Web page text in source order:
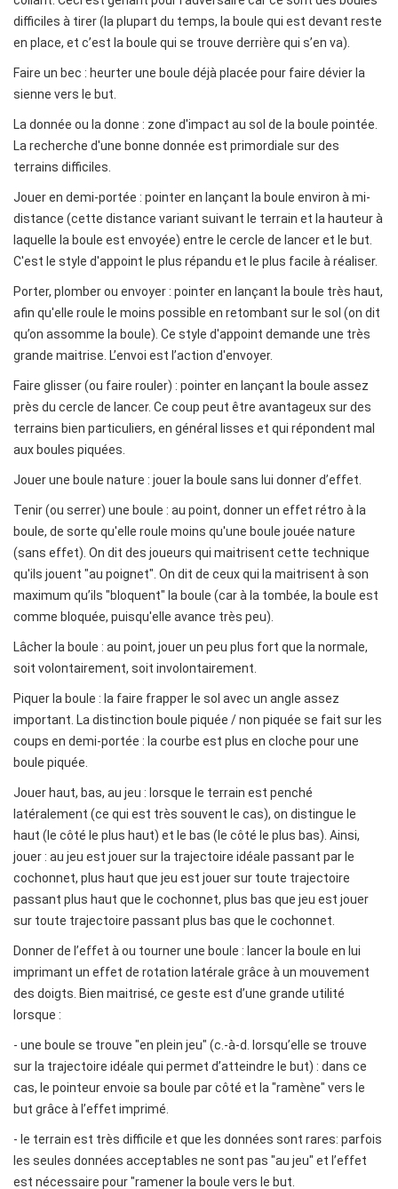
difficiles à tirer (la plupart du temps, la boule qui est devant reste
en place, et c’est la boule qui se trouve derrière qui s’en va).
Faire un bec : heurter une boule déjà placée pour faire dévier la
sienne vers le but.
La donnée ou la donne : zone d'impact au sol de la boule pointée.
La recherche d'une bonne donnée est primordiale sur des
terrains difficiles.
Jouer en demi-portée : pointer en lançant la boule environ à mi-
distance (cette distance variant suivant le terrain et la hauteur à
laquelle la boule est envoyée) entre le cercle de lancer et le but.
C'est le style d'appoint le plus répandu et le plus facile à réaliser.
Porter, plomber ou envoyer : pointer en lançant la boule très haut,
afin qu'elle roule le moins possible en retombant sur le sol (on dit
qu’on assomme la boule). Ce style d'appoint demande une très
grande maitrise. L’envoi est l’action d'envoyer.
Faire glisser (ou faire rouler) : pointer en lançant la boule assez
près du cercle de lancer. Ce coup peut être avantageux sur des
terrains bien particuliers, en général lisses et qui répondent mal
aux boules piquées.
Jouer une boule nature : jouer la boule sans lui donner d’effet.
Tenir (ou serrer) une boule : au point, donner un effet rétro à la
boule, de sorte qu'elle roule moins qu'une boule jouée nature
(sans effet). On dit des joueurs qui maitrisent cette technique
qu'ils jouent "au poignet". On dit de ceux qui la maitrisent à son
maximum qu’ils "bloquent" la boule (car à la tombée, la boule est
comme bloquée, puisqu'elle avance très peu).
Lâcher la boule : au point, jouer un peu plus fort que la normale,
soit volontairement, soit involontairement.
Piquer la boule : la faire frapper le sol avec un angle assez
important. La distinction boule piquée / non piquée se fait sur les
coups en demi-portée : la courbe est plus en cloche pour une
boule piquée.
Jouer haut, bas, au jeu : lorsque le terrain est penché
latéralement (ce qui est très souvent le cas), on distingue le
haut (le côté le plus haut) et le bas (le côté le plus bas). Ainsi,
jouer : au jeu est jouer sur la trajectoire idéale passant par le
cochonnet, plus haut que jeu est jouer sur toute trajectoire
passant plus haut que le cochonnet, plus bas que jeu est jouer
sur toute trajectoire passant plus bas que le cochonnet.
Donner de l’effet à ou tourner une boule : lancer la boule en lui
imprimant un effet de rotation latérale grâce à un mouvement
des doigts. Bien maitrisé, ce geste est d’une grande utilité
lorsque :
- une boule se trouve "en plein jeu" (c.-à-d. lorsqu’elle se trouve
sur la trajectoire idéale qui permet d’atteindre le but) : dans ce
cas, le pointeur envoie sa boule par côté et la "ramène" vers le
but grâce à l’effet imprimé.
- le terrain est très difficile et que les données sont rares: parfois
les seules données acceptables ne sont pas "au jeu" et l’effet
est nécessaire pour "ramener la boule vers le but.